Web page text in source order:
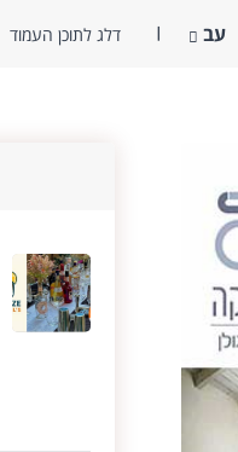
דלג לתוכן העמוד עב